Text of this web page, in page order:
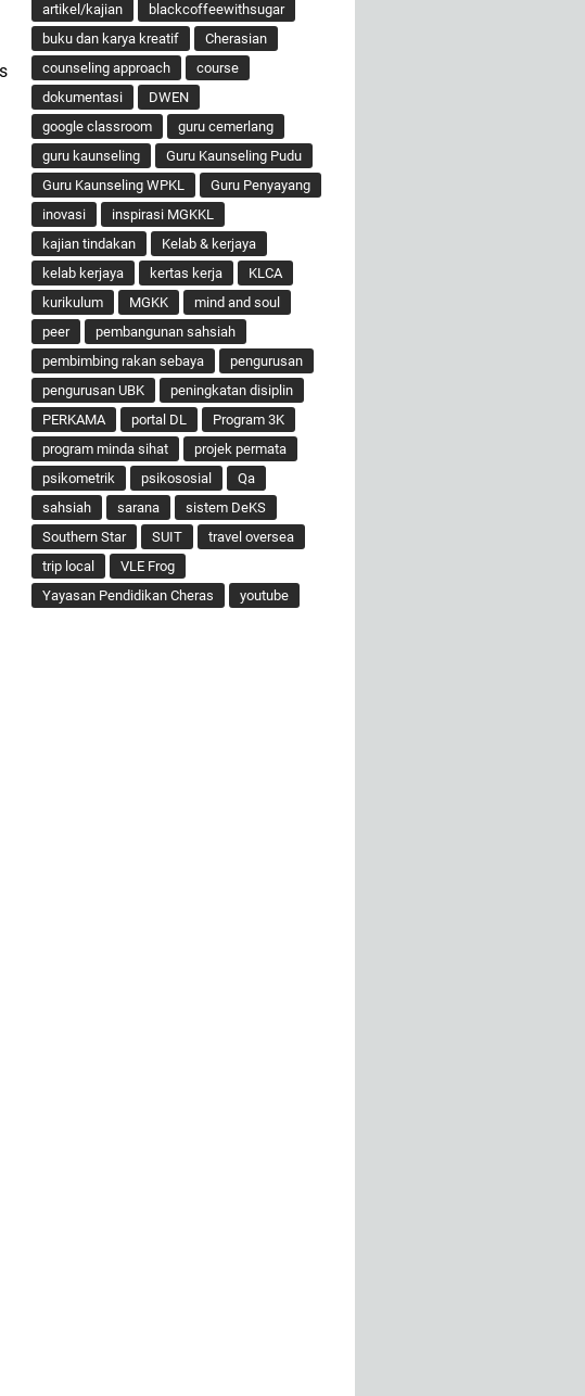
artikel/kajian
blackcoffeewithsugar
buku dan karya kreatif
Cherasian
counseling approach
course
dokumentasi
DWEN
google classroom
guru cemerlang
guru kaunseling
Guru Kaunseling Pudu
Guru Kaunseling WPKL
Guru Penyayang
inovasi
inspirasi MGKKL
kajian tindakan
Kelab & kerjaya
kelab kerjaya
kertas kerja
KLCA
kurikulum
MGKK
mind and soul
peer
pembangunan sahsiah
pembimbing rakan sebaya
pengurusan
pengurusan UBK
peningkatan disiplin
PERKAMA
portal DL
Program 3K
program minda sihat
projek permata
psikometrik
psikososial
Qa
sahsiah
sarana
sistem DeKS
Southern Star
SUIT
travel oversea
trip local
VLE Frog
Yayasan Pendidikan Cheras
youtube